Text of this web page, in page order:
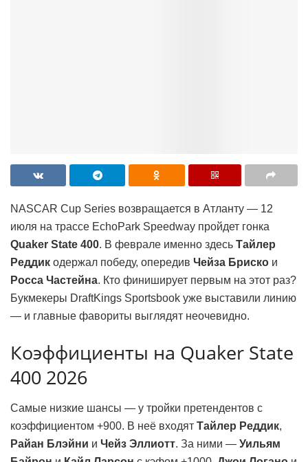
NASCAR Cup Series возвращается в Атланту — 12
июля на трассе EchoPark Speedway пройдет гонка
Quaker State 400. В феврале именно здесь Тайлер
Реддик одержал победу, опередив Чейза Бриско и
Росса Частейна. Кто финиширует первым на этот раз?
Букмекеры DraftKings Sportsbook уже выставили линию
— и главные фавориты выглядят неочевидно.
Коэффициенты на Quaker State
400 2026
Самые низкие шансы — у тройки претендентов с
коэффициентом +900. В неё входят Тайлер Реддик,
Райан Блэйни и Чейз Эллиотт. За ними — Уильям